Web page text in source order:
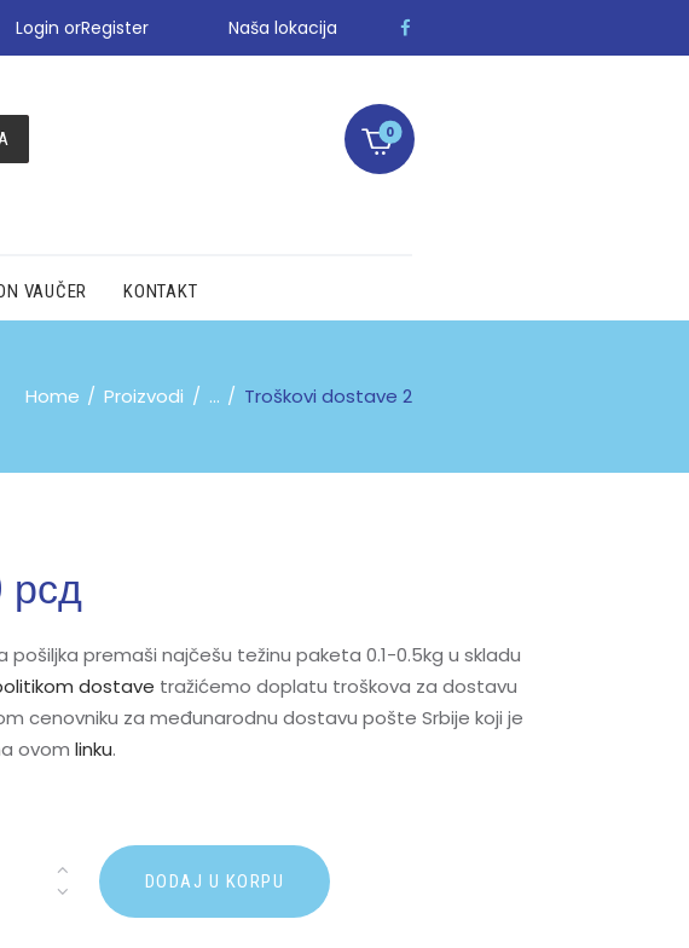
Login orRegister Naša lokacija
0
VAUČER KONTAKT
Home Proizvodi ... Troškovi dostave 2
рсд
pošiljka premaši najčešu težinu paketa 0.1-0.5kg u skladu
dostave tražićemo doplatu troškova za dostavu
cenovniku za međunarodnu dostavu pošte Srbije koji je
ovomlinku.
DODAJ U KORPU
l